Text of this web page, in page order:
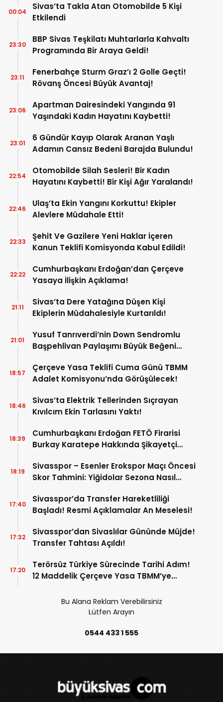
Sivas’ta Takla Atan Otomobilde 5 Kişi
Etkilendi
00:04
BBP Sivas Teşkilatı Muhtarlarla Kahvaltı
Programında Bir Araya Geldi!
23:30
Fenerbahçe Sturm Graz’ı 2 Golle Geçti!
Rövanş Öncesi Büyük Avantaj!
23:11
Apartman Dairesindeki Yangında 91
Yaşındaki Kadın Hayatını Kaybetti!
23:06
6 Gündür Kayıp Olarak Aranan Yaşlı
Adamın Cansız Bedeni Barajda Bulundu!
23:01
Otomobilde Silah Sesleri! Bir Kadın
Hayatını Kaybetti! Bir Kişi Ağır Yaralandı!
22:54
Ulaş’ta Ekin Yangını Korkuttu! Ekipler
Alevlere Müdahale Etti!
22:46
Şehit Ve Gazilere Yeni Haklar İçeren
Kanun Teklifi Komisyonda Kabul Edildi!
22:33
Cumhurbaşkanı Erdoğan’dan Çerçeve
Yasaya İlişkin Açıklama!
22:22
Sivas’ta Dere Yatağına Düşen Kişi
Ekiplerin Müdahalesiyle Kurtarıldı!
21:11
Yusuf Tanrıverdi’nin Down Sendromlu
Başpehlivan Paylaşımı Büyük Beğeni
21:01
Çerçeve Yasa Teklifi Cuma Günü TBMM
Adalet Komisyonu’nda Görüşülecek!
18:57
Sivas’ta Elektrik Tellerinden Sıçrayan
Kıvılcım Ekin Tarlasını Yaktı!
18:46
Cumhurbaşkanı Erdoğan FETÖ Firarisi
Burkay Karatepe Hakkında Şikayetçi
18:39
Sivasspor – Esenler Erokspor Maçı Öncesi
Skor Tahmini: Yiğidolar Sezona Nasıl
18:19
Sivasspor’da Transfer Hareketliliği
Başladı! Resmi Açıklamalar An Meselesi!
17:40
Sivasspor’dan Sivaslılar Gününde Müjde!
Transfer Tahtası Açıldı!
17:32
Terörsüz Türkiye Sürecinde Tarihi Adım!
12 Maddelik Çerçeve Yasa TBMM’ye
17:20
Bu Alana Reklam Verebilirsiniz
Lütfen Arayın
0544 433 1 555